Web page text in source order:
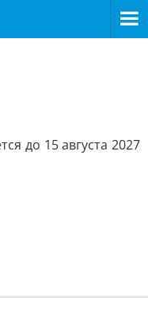
до 15 августа 2027